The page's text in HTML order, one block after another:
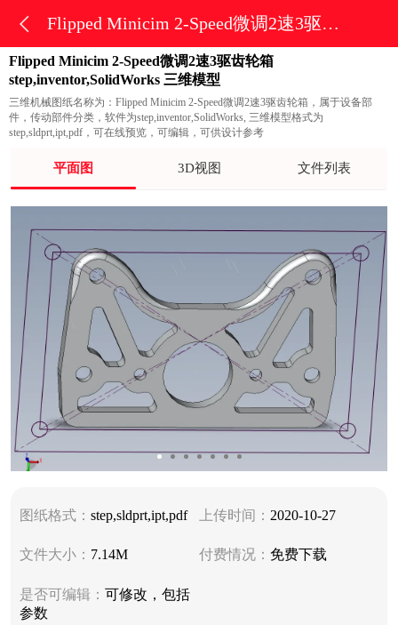
Flipped Minicim 2-Speed微调2速3驱齿轮箱
Flipped Minicim 2-Speed微调2速3驱齿轮箱
step,inventor,SolidWorks 三维模型
三维机械图纸名称为：Flipped Minicim 2-Speed微调2速3驱齿轮箱，属于设备部
件，传动部件分类，软件为step,inventor,SolidWorks, 三维模型格式为
step,sldprt,ipt,pdf，可在线预览，可编辑，可供设计参考
平面图 3D视图 文件列表
图纸格式： step,sldprt,ipt,pdf 上传时间： 2020-10-27
文件大小： 7.14M 付费情况： 免费下载
是否可编辑： 可修改，包括
参数